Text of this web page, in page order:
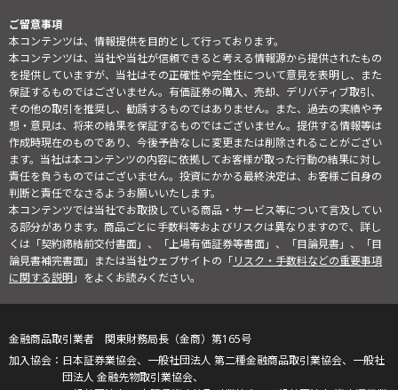
ご留意事項
本コンテンツは、情報提供を目的として行っております。
本コンテンツは、当社や当社が信頼できると考える情報源から提供されたもの
を提供していますが、当社はその正確性や完全性について意見を表明し、また
保証するものではございません。有価証券の購入、売却、デリバティブ取引、
その他の取引を推奨し、勧誘するものではありません。また、過去の実績や予
想・意見は、将来の結果を保証するものではございません。提供する情報等は
作成時現在のものであり、今後予告なしに変更または削除されることがござい
ます。当社は本コンテンツの内容に依拠してお客様が取った行動の結果に対し
責任を負うものではございません。投資にかかる最終決定は、お客様ご自身の
判断と責任でなさるようお願いいたします。
本コンテンツでは当社でお取扱している商品・サービス等について言及してい
る部分があります。商品ごとに手数料等およびリスクは異なりますので、詳し
くは「契約締結前交付書面」、「上場有価証券等書面」、「目論見書」、「目
論見書補完書面」または当社ウェブサイトの「リスク・手数料などの重要事項
に関する説明」をよくお読みください。
金融商品取引業者 関東財務局長（金商）第165号
日本証券業協会、一般社団法人 第二種金融商品取引業協会、一般社
団法人 金融先物取引業協会、